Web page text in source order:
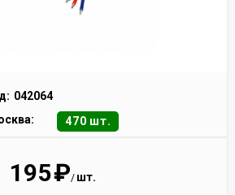
042064
470 шт.
195₽/ шт.